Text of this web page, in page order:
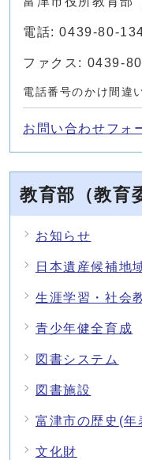
電話: 0439-80-
ファクス: 0439-
電話番号のかけ間違
お問い合わせフォ
教育部（教育
お知らせ
日本遺産候補地
生涯学習・社会
青少年健全育成
図書システム
図書施設
富津市の歴史(年
文化財